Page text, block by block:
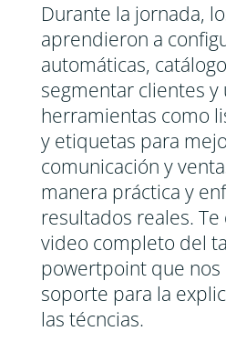
Durante la jornada,
aprendieron a
automáticas,
segmentar clientes y
herramientas como
y etiquetas para
comunicación y
manera práctica y
resultados reales.
video completo del
powertpoint que nos
soporte para la
las técncias.